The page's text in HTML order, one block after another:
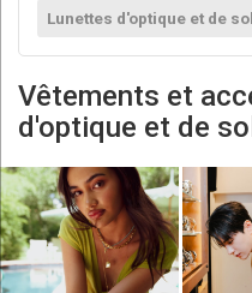
Lunettes d'optique et de
Vêtements et
d'optique et de